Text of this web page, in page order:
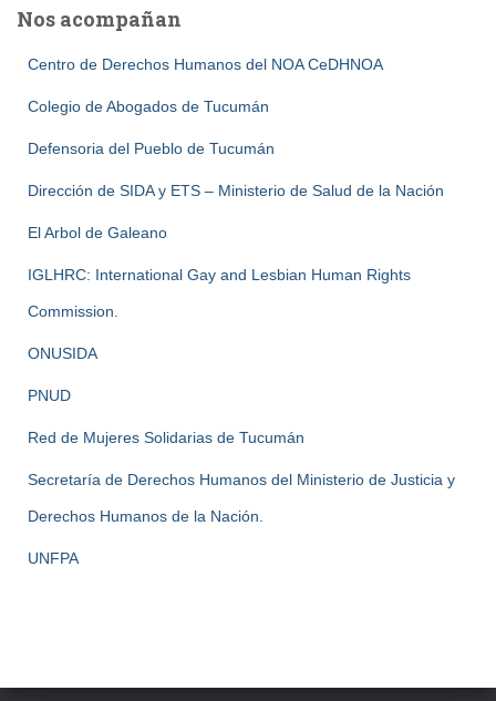
Nos acompañan
Centro de Derechos Humanos del NOA CeDHNOA
Colegio de Abogados de Tucumán
Defensoria del Pueblo de Tucumán
Dirección de SIDA y ETS – Ministerio de Salud de la Nación
El Arbol de Galeano
IGLHRC: International Gay and Lesbian Human Rights
Commission.
ONUSIDA
PNUD
Red de Mujeres Solidarias de Tucumán
Secretaría de Derechos Humanos del Ministerio de Justicia y
Derechos Humanos de la Nación.
UNFPA